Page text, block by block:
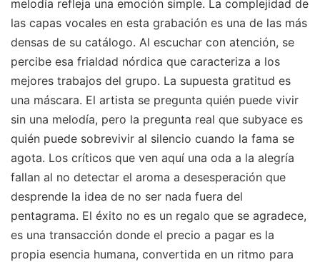
melodía refleja una emoción simple. La complejidad de
las capas vocales en esta grabación es una de las más
densas de su catálogo. Al escuchar con atención, se
percibe esa frialdad nórdica que caracteriza a los
mejores trabajos del grupo. La supuesta gratitud es
una máscara. El artista se pregunta quién puede vivir
sin una melodía, pero la pregunta real que subyace es
quién puede sobrevivir al silencio cuando la fama se
agota. Los críticos que ven aquí una oda a la alegría
fallan al no detectar el aroma a desesperación que
desprende la idea de no ser nada fuera del
pentagrama. El éxito no es un regalo que se agradece,
es una transacción donde el precio a pagar es la
propia esencia humana, convertida en un ritmo para